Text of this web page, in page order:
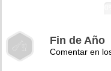
Fin de Año
Comentar en